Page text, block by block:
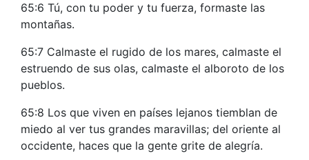
65:6 Tú, con tu poder y tu fuerza, formaste las
montañas.
65:7 Calmaste el rugido de los mares, calmaste el
estruendo de sus olas, calmaste el alboroto de los
pueblos.
65:8 Los que viven en países lejanos tiemblan de
miedo al ver tus grandes maravillas; del oriente al
occidente, haces que la gente grite de alegría.